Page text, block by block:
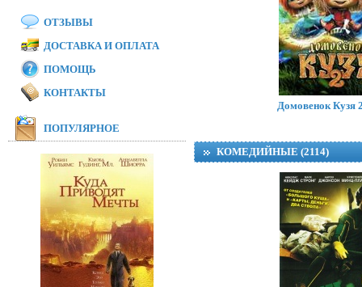
Модная братва
I Love Boosters
Домовенок Кузя
КОМЕДИЙНЫЕ (2114)
ОТЗЫВЫ
ДОСТАВКА И ОПЛАТА
ПОМОЩЬ
КОНТАКТЫ
ПОПУЛЯРНОЕ